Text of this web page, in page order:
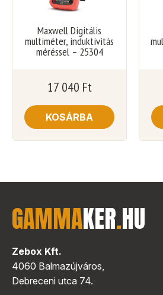
Maxwell Digitális
multiméter, induktivitás
méréssel – 25304
17 040 Ft
KOSÁRBA
GAMMAKER.HU
Zebox Kft.
4060 Balmazújváros,
Debreceni utca 74.